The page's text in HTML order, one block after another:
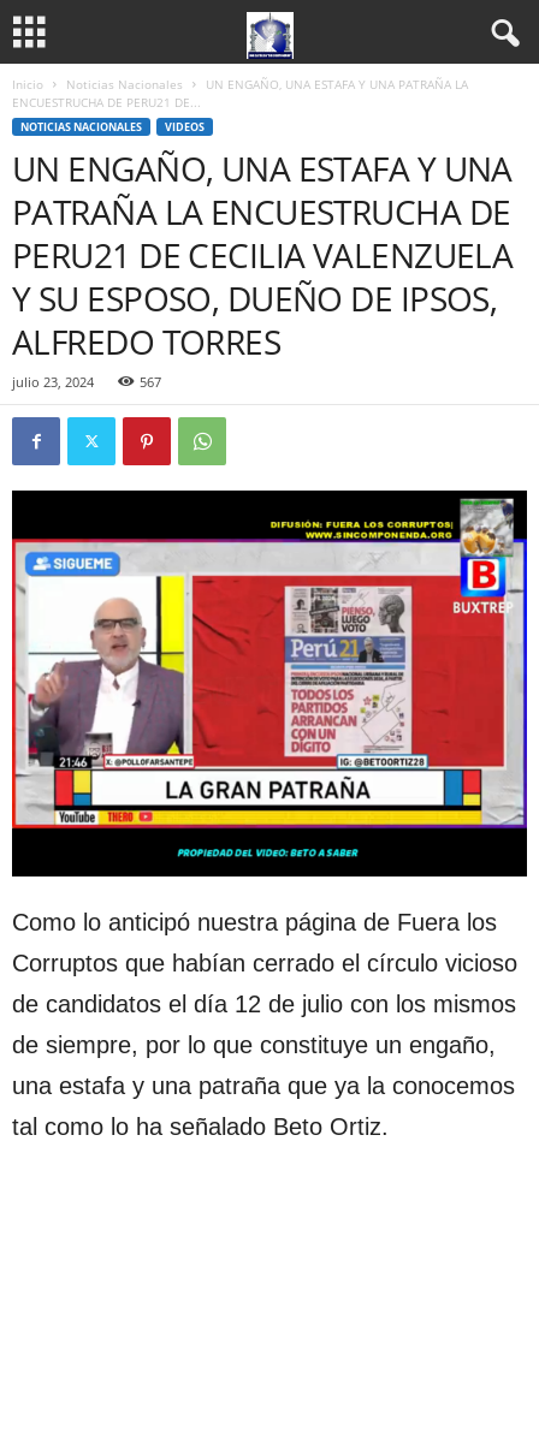
Inicio Noticias Nacionales
UN ENGAÑO, UNA ESTAFA Y UNA PATRAÑA LA
ENCUESTRUCHA DE PERU21 DE...
NOTICIAS NACIONALES VIDEOS
UN ENGAÑO, UNA ESTAFA Y UNA
PATRAÑA LA ENCUESTRUCHA DE
PERU21 DE CECILIA VALENZUELA
Y SU ESPOSO, DUEÑO DE IPSOS,
ALFREDO TORRES
julio 23, 2024 567
Como lo anticipó nuestra página de Fuera los
Corruptos que habían cerrado el círculo vicioso
de candidatos el día 12 de julio con los mismos
de siempre, por lo que constituye un engaño,
una estafa y una patraña que ya la conocemos
tal como lo ha señalado Beto Ortiz.